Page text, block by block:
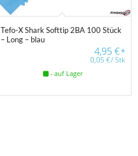
Tefo-X Shark Softtip 2BA 100 Stück
– Long – blau
4,95€*
0,05 €/Stk
- auf Lager